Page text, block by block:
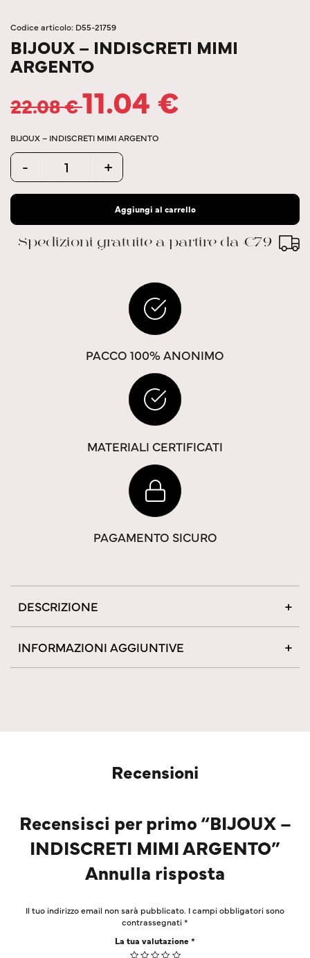
Codice articolo: D55-21759
BIJOUX – INDISCRETI MIMI
ARGENTO
22.08€11.04€
BIJOUX – INDISCRETI MIMI ARGENTO
Quantity
- +
Aggiungi al carrello
Spedizioni gratuite a partire da €79
PACCO 100% ANONIMO
MATERIALI CERTIFICATI
PAGAMENTO SICURO
DESCRIZIONE
INFORMAZIONI AGGIUNTIVE
Recensioni
Recensisci per primo “BIJOUX –
INDISCRETI MIMI ARGENTO”
Annulla risposta
Il tuo indirizzo email non sarà pubblicato. I campi obbligatori sono
contrassegnati*
La tua valutazione*